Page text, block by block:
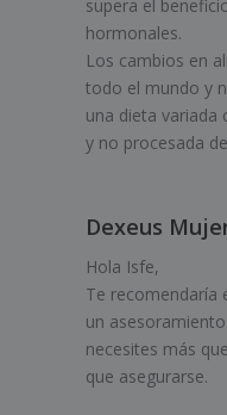
supera el
hormonales.
Los cambios en
todo el mundo y
una dieta variada
y no procesada
Dexeus
Hola Isfe,
Te recomendaría
un
necesites más
que asegurarse.